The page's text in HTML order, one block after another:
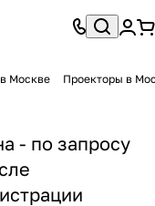
Москве Проекторы в
- по запросу